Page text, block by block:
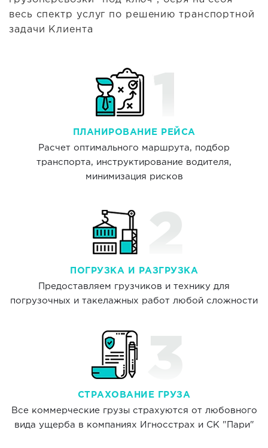
весь спектр услуг по решению транспортной
задачи Клиента
ПЛАНИРОВАНИЕ РЕЙСА
Расчет оптимального маршрута, подбор
транспорта, инструктирование водителя,
минимизация рисков
ПОГРУЗКА И РАЗГРУЗКА
Предоставляем грузчиков и технику для
погрузочных и такелажных работ любой сложности
СТРАХОВАНИЕ ГРУЗА
Все коммерческие грузы страхуются от любовного
вида ущерба в компаниях Игносстрах и СК "Пари"